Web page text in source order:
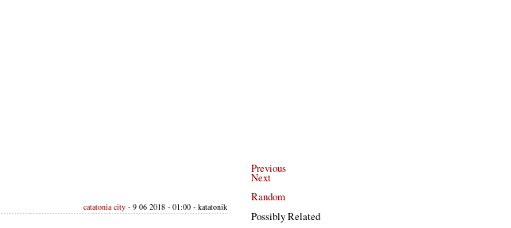
Previous
Next
Random
Possibly Related
catatonia city - 9 06 2018 - 01:00 - katatonik